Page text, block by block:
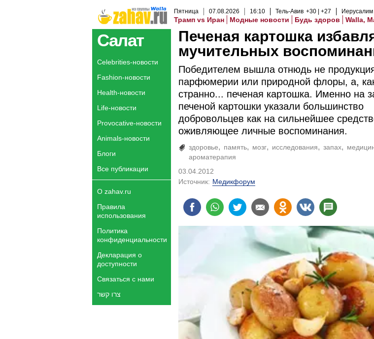
Пятница 07.08.2026 16:10 Тель-Авив +30 +27 Иерусалим
Трамп vs Иран Модные новости Будь здоров Walla,
Салат
Celebrities-новости
Fashion-новости
Health-новости
Life-новости
Provocative-новости
Animals-новости
Блоги
Все публикации
О zahav.ru
Правила
использования
Политика
конфиденциальности
Декларация о
доступности
Связаться с нами
צרו קשר
Печеная картошка
мучительных
Победителем вышла отнюдь не
парфюмерии или природной флоры, а,
странно... печеная картошка. Именно на
печеной картошки указали большинство
добровольцев как на сильнейшее
оживляющее личные воспоминания.
здоровье память мозг исследования запах
ароматерапия
03.04.2012
Источник: Медикфорум